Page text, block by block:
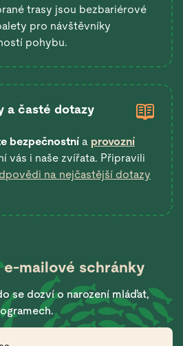
trasy jsou bezbariérové
pro návštěvníky
pohybu.
a časté dotazy
bezpečnostní a provozní
vás i naše zvířata. Připravili
na nejčastější dotazy
e-mailové schránky
se dozví o narození mláďat,